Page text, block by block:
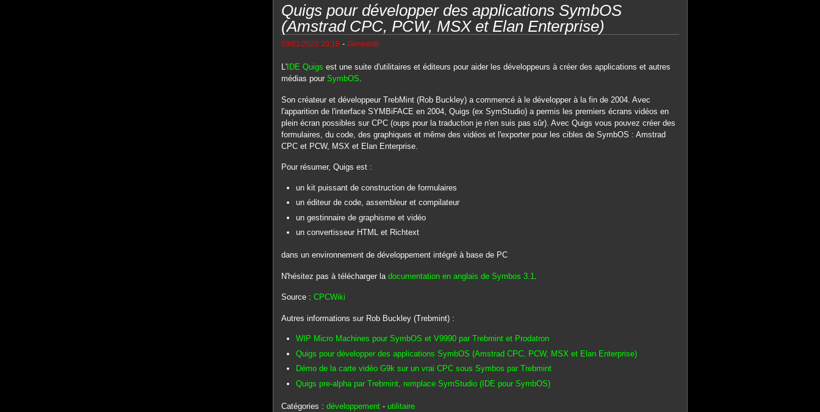
Quigs pour développer des applications SymbOS
(Amstrad CPC, PCW, MSX et Elan Enterprise)
03/01/2022 20:18 - Genesis8
L'IDE Quigs est une suite d'utilitaires et éditeurs pour aider les développeurs à créer des applications et autres
médias pour SymbOS
Son créateur et développeur TrebMint (Rob Buckley) a commencé à le développer à la fin de 2004. Avec
l'apparition de l'interface SYMBiFACE en 2004, Quigs (ex SymStudio) a permis les premiers écrans vidéos en
plein écran possibles sur CPC (oups pour la traduction je n'en suis pas sûr). Avec Quigs vous pouvez créer des
formulaires, du code, des graphiques et même des vidéos et l'exporter pour les cibles de SymbOS : Amstrad
CPC et PCW, MSX et Elan Enterprise.
Pour résumer, Quigs est :
un kit puissant de construction de formulaires
un éditeur de code, assembleur et compilateur
un gestinnaire de graphisme et vidéo
un convertisseur HTML et Richtext
dans un environnement de développement intégré à base de PC
N'hésitez pas à télécharger la documentation en anglais de Symbos 3.1
Source : CPCWiki
Autres informations sur Rob Buckley (Trebmint) :
WIP Micro Machines pour SymbOS et V9990 par Trebmint et Prodatron
Quigs pour développer des applications SymbOS (Amstrad CPC, PCW, MSX et Elan Enterprise)
Démo de la carte vidéo G9k sur un vrai CPC sous Symbos par Trebmint
Quigs pre-alpha par Trebmint, remplace SymStudio (IDE pour SymbOS)
Catégories : développement- utilitaire